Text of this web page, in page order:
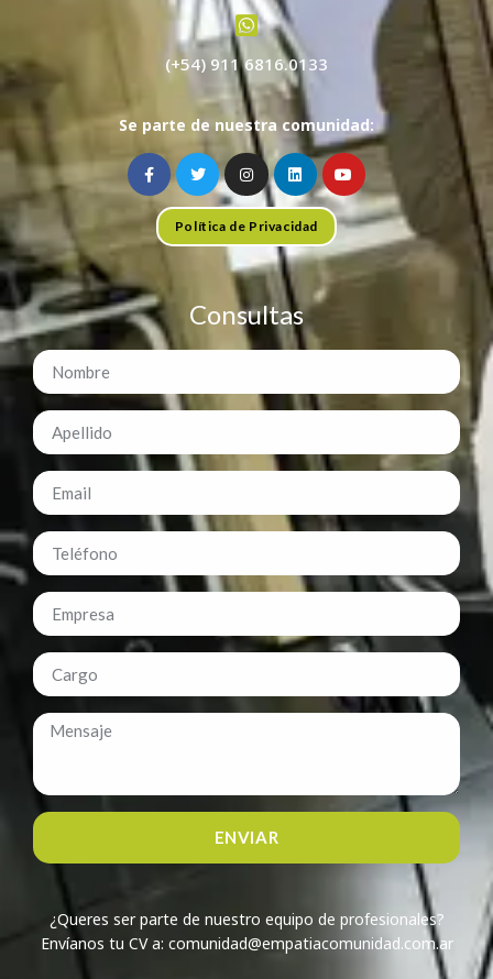
(+54) 911 6816.0133
Se parte de nuestra comunidad:
Política de Privacidad
Consultas
ENVIAR
¿Queres ser parte de nuestro equipo de profesionales?
Envíanos tu CV a: comunidad@empatiacomunidad.com.ar